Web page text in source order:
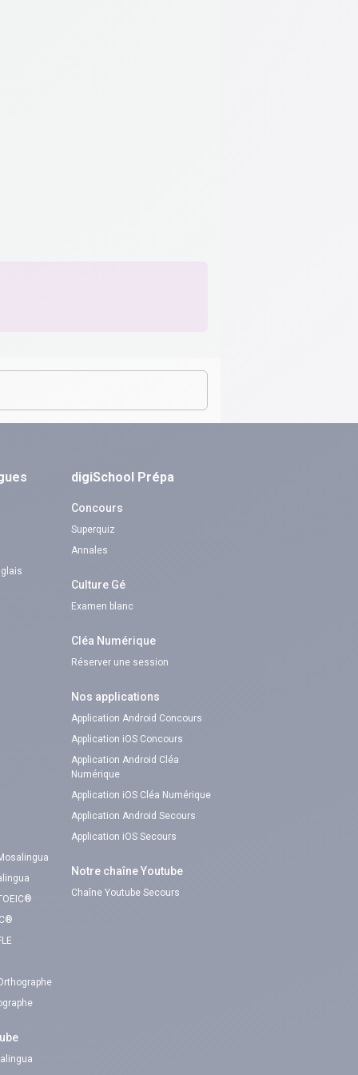
digiSchool Prépa
Concours
Superquiz
Annales
Culture Gé
Examen blanc
Cléa Numérique
Réserver une session
Nos applications
Application Android Concours
Application iOS Concours
Application Android Cléa
Numérique
Application iOS Cléa Numérique
Application Android Secours
Application iOS Secours
Notre chaîne Youtube
Chaîne Youtube Secours